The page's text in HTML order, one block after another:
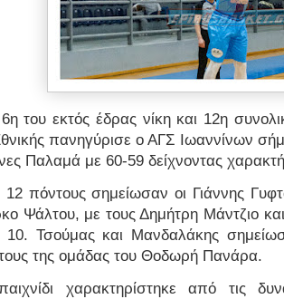
του εκτός έδρας νίκη και 12η
πανηγύρισε ο ΑΓΣ Ιωαννίνων
Παλαμά με 60-59 δείχνοντας
πόντους σημείωσαν οι Γιάννης
Ψάλτου, με τους Δημήτρη Μάντζιο
Τσούμας και Μανδαλάκης
της ομάδας του Θοδωρή Πανάρα.
χαρακτηρίστηκε από τις